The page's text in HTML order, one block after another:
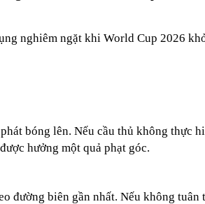
nghiêm ngặt khi World Cup 2026
bóng lên. Nếu cầu thủ không thực
hưởng một quả phạt góc.
biên gần nhất. Nếu không